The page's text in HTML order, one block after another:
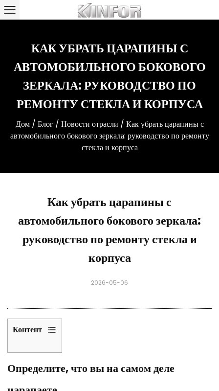
КАК УБРАТЬ ЦАРАПИНЫ С
АВТОМОБИЛЬНОГО БОКОВОГО
ЗЕРКАЛА: РУКОВОДСТВО ПО
РЕМОНТУ СТЕКЛА И КОРПУСА
Дом/ Блог/ Новости отрасли / Как убрать царапины с
автомобильного бокового зеркала: руководство по ремонту
стекла и корпуса
Как убрать царапины с
автомобильного бокового зеркала:
руководство по ремонту стекла и
корпуса
2026-05-06
Контент
что
Определите, что вы на самом деле